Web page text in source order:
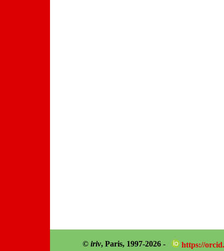
© iriv, Paris, 1997-2026 - https://